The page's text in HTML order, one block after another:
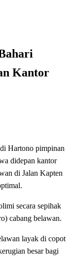
Kantor
Hartono pimpinan
didepan kantor
di Jalan Kapten
secara sepihak
cabang belawan.
layak di copot
besar bagi